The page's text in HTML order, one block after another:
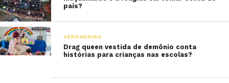
país?
VERDADEIRO
Drag queen vestida de demônio conta
histórias para crianças nas escolas?